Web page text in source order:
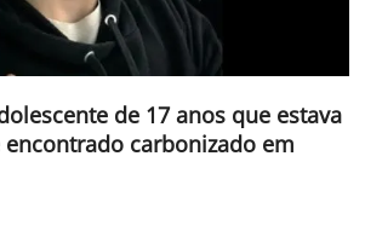
de 17 anos que estava
carbonizado em